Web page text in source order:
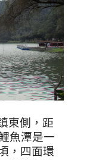
東側，距
魚潭是一
，四面環